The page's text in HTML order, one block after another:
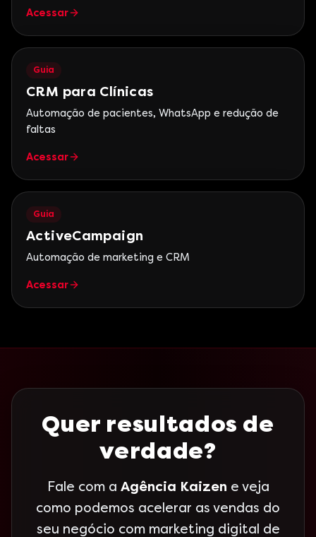
Acessar
Guia
CRM para Clínicas
Automação de pacientes, WhatsApp e redução de
faltas
Acessar
Guia
ActiveCampaign
Automação de marketing e CRM
Acessar
Quer resultados de
verdade?
Fale com a Agência Kaizen e veja
como podemos acelerar as vendas do
seu negócio com marketing digital de